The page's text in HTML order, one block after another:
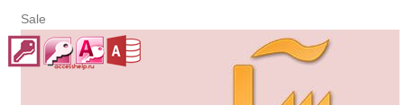
Sale